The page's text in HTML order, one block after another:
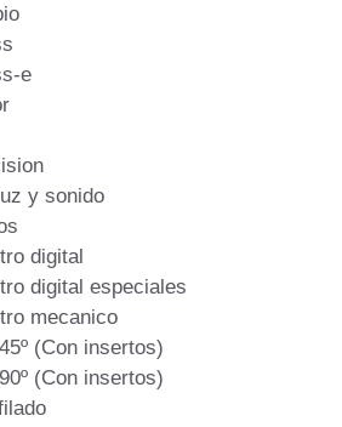
e
y sonido
digital
digital especiales
mecanico
(Con insertos)
(Con insertos)